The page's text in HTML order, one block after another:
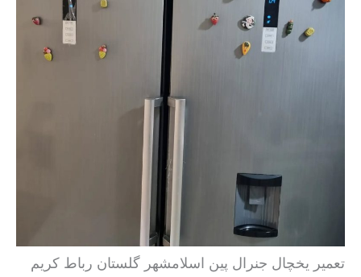
تعمیر یخچال جنرال پین اسلامشهر گلستان رباط کریم